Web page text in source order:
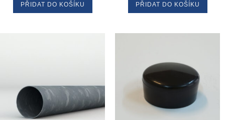
PŘIDAT DO KOŠÍKU PŘIDAT DO KOŠÍKU